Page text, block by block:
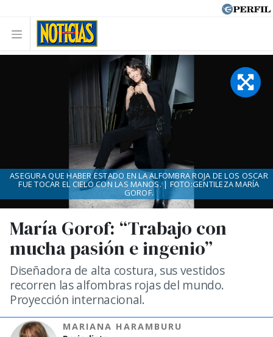
María Gorof: “Trabajo con
mucha pasión e ingenio”
Diseñadora de alta costura, sus vestidos
recorren las alfombras rojas del mundo.
Proyección internacional.
MARIANA HARAMBURU
ASEGURA QUE HABER ESTADO EN LA ALFOMBRA ROJA DE LOS OSCAR
FUE TOCAR EL CIELO CON LAS MANOS. | FOTO:GENTILEZA MARÍA
GOROF.